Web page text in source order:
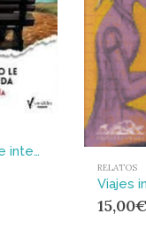
Al universo no le interesa tu vida
RELATOS
Viajes
15,00€